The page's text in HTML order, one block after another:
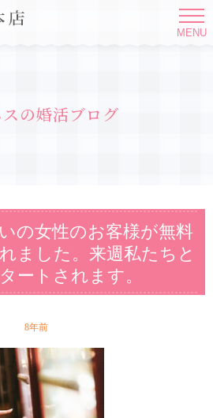
MENU
の婚活ブログ
の女性のお客様が無料
ました。来週私たちと
ートされます。
8年前